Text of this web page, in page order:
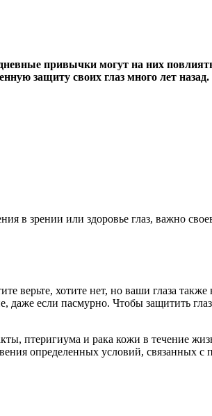
привычки могут на них
защиту своих глаз много лет назад.
в зрении или здоровье глаз, важно
верьте, хотите нет, но ваши глаза
если пасмурно. Чтобы защитить
птеригиума и рака кожи в течение
определенных условий, связанных с